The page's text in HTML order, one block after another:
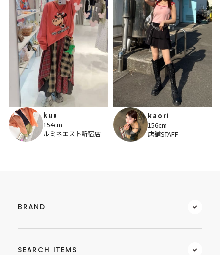
kuu
154cm
ルミネエスト新宿店
kaori
156cm
店舗STAFF
BRAND
SEARCH ITEMS